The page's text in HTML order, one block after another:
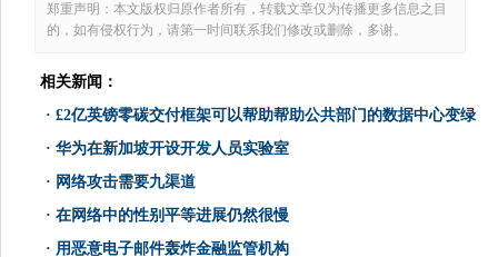
郑重声明：本文版权归原作者所有，转载文章仅为传播更多信息之目
的，如有侵权行为，请第一时间联系我们修改或删除，多谢。
相关新闻：
· £2亿英镑零碳交付框架可以帮助帮助公共部门的数据中心变绿
· 华为在新加坡开设开发人员实验室
· 网络攻击需要九渠道
· 在网络中的性别平等进展仍然很慢
· 用恶意电子邮件轰炸金融监管机构